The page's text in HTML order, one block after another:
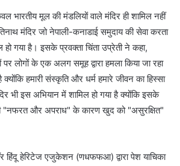
भारतीय मूल की मंडलियों वाले मंदिर ही शामिल नहीं
मंदिर जो नेपाली-कनाडाई समुदाय की सेवा करता
गया है। इसके प्रवक्ता चिंता उप्रेती ने कहा,
पर लोगों के एक अलग समूह द्वारा हमला किया जा रहा
क्योंकि हमारी संस्कृति और धर्म हमारे जीवन का हिस्सा
भी इस अभियान में शामिल हो गया है क्योंकि इसके
"नफरत और अपराध" के कारण खुद को "असुरक्षित"
हिंदू हेरिटेज एजुकेशन (णधफफआ) द्वारा पेश याचिका